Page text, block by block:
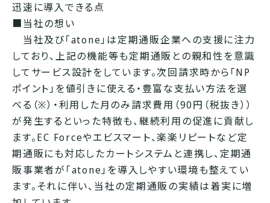
迅速に導入できる点
■当社の想い
当社及び「atone」は定期通販企業への支援に注力
しており、上記の機能等も定期通販との親和性を意識
してサービス設計をしています。次回請求時から「NP
ポイント」を値引きに使える・豊富な支払い方法を選
べる（※）・利用した月のみ請求費用（90円（税抜き））
が発生するといった特徴も、継続利用の促進に貢献し
ます。EC Forceやエビスマート、楽楽リピートなど定
期通販にも対応したカートシステムと連携し、定期通
販事業者が「atone」を導入しやすい環境も整えてい
ます。それに伴い、当社の定期通販の実績は着実に増